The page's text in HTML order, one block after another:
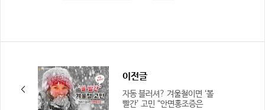
이전글
자동 블러셔? 겨울철이면 ‘볼
빨간’ 고민 “안면홍조증은